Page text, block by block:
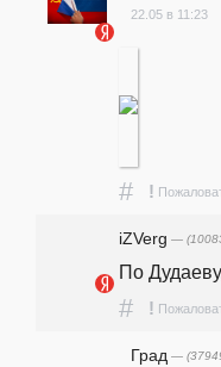
22.05 в 11:23
# !
iZVerg —
По
# !
Град —